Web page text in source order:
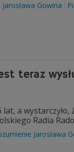
Gowina
teraz
a
Radia
Jarosława